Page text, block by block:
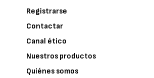
Registrarse
Contactar
Canal ético
Nuestros productos
Quiénes somos